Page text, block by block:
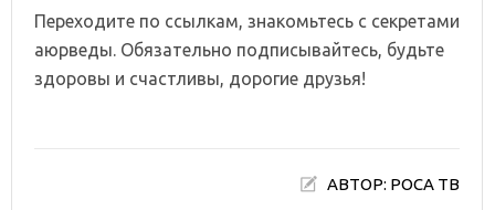
Переходите по ссылкам, знакомьтесь с секретами
аюрведы. Обязательно подписывайтесь, будьте
здоровы и счастливы, дорогие друзья!
АВТОР: РОСА ТВ